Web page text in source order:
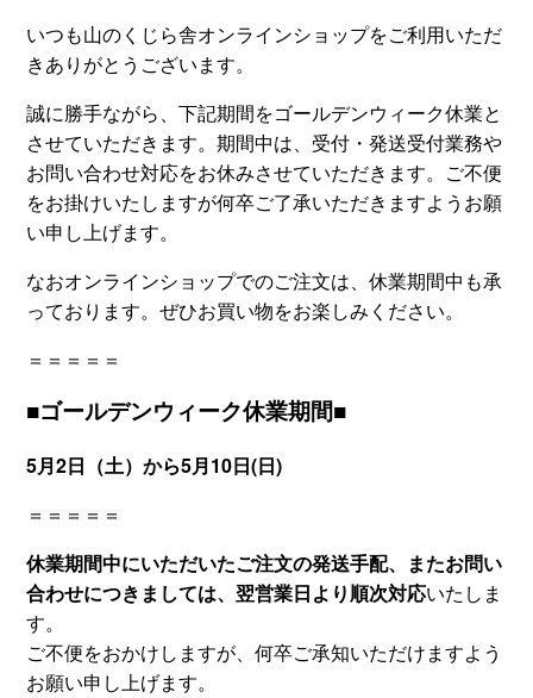
いつも山のくじら舎オンラインショップをご利用いただ
きありがとうございます。
誠に勝手ながら、下記期間をゴールデンウィーク休業と
させていただきます。期間中は、受付・発送受付業務や
お問い合わせ対応をお休みさせていただきます。ご不便
をお掛けいたしますが何卒ご了承いただきますようお願
い申し上げます。
なおオンラインショップでのご注文は、休業期間中も承
っております。ぜひお買い物をお楽しみください。
＝＝＝＝＝
■ゴールデンウィーク休業期間■
5月2日（土）から5月10日(日)
＝＝＝＝＝
休業期間中にいただいたご注文の発送手配、またお問い
合わせにつきましては、翌営業日より順次対応いたしま
す。
ご不便をおかけしますが、何卒ご承知いただけますよう
お願い申し上げます。